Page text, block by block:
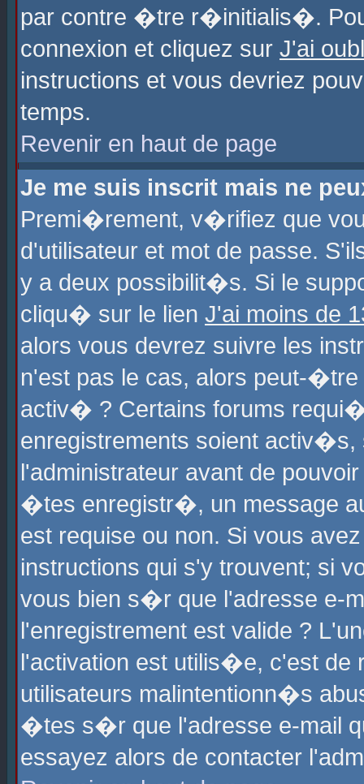
par contre �tre r�initialis�.
connexion et cliquez sur J'ai
instructions et vous devriez
temps.
Revenir en haut de page
Je me suis inscrit mais ne
Premi�rement, v�rifiez que
d'utilisateur et mot de passe.
y a deux possibilit�s. Si le
cliqu� sur le lien J'ai moins de
alors vous devrez suivre les
n'est pas le cas, alors peut-
activ� ? Certains forums
enregistrements soient
l'administrateur avant de
�tes enregistr�, un message
est requise ou non. Si vous
instructions qui s'y trouvent; si
vous bien s�r que l'adresse e-
l'enregistrement est valide ?
l'activation est utilis�e, c'est
utilisateurs malintentionn�s
�tes s�r que l'adresse e-mail
essayez alors de contacter